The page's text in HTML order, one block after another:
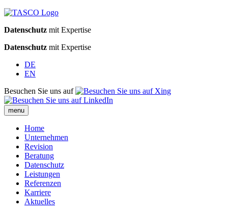
Datenschutz mit Expertise
Datenschutz mit Expertise
DE
EN
Besuchen Sie uns auf
menu
Home
Unternehmen
Revision
Beratung
Datenschutz
Leistungen
Referenzen
Karriere
Aktuelles